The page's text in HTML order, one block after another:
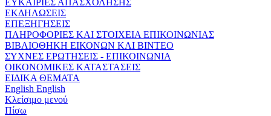
ΕΚΔΗΛΩΣΕΙΣ
ΕΠΕΞΗΓΗΣΕΙΣ
ΠΛΗΡΟΦΟΡΙΕΣ ΚΑΙ ΣΤΟΙΧΕΙΑ ΕΠΙΚΟΙΝΩΝΙΑΣ
ΒΙΒΛΙΟΘΗΚΗ ΕΙΚΟΝΩΝ ΚΑΙ ΒΙΝΤΕΟ
ΣΥΧΝΕΣ ΕΡΩΤΗΣΕΙΣ - ΕΠΙΚΟΙΝΩΝΙΑ
ΟΙΚΟΝΟΜΙΚΕΣ ΚΑΤΑΣΤΑΣΕΙΣ
ΕΙΔΙΚΑ ΘΕΜΑΤΑ
English English
Κλείσιμο μενού
Πίσω